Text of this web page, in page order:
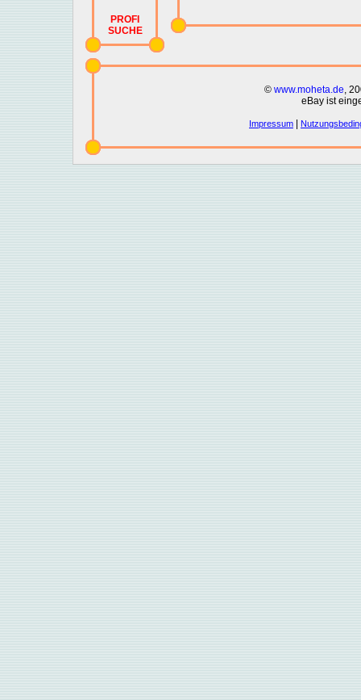
PROFI
SUCHE
© www.moheta.de,
eBay ist
Impressum